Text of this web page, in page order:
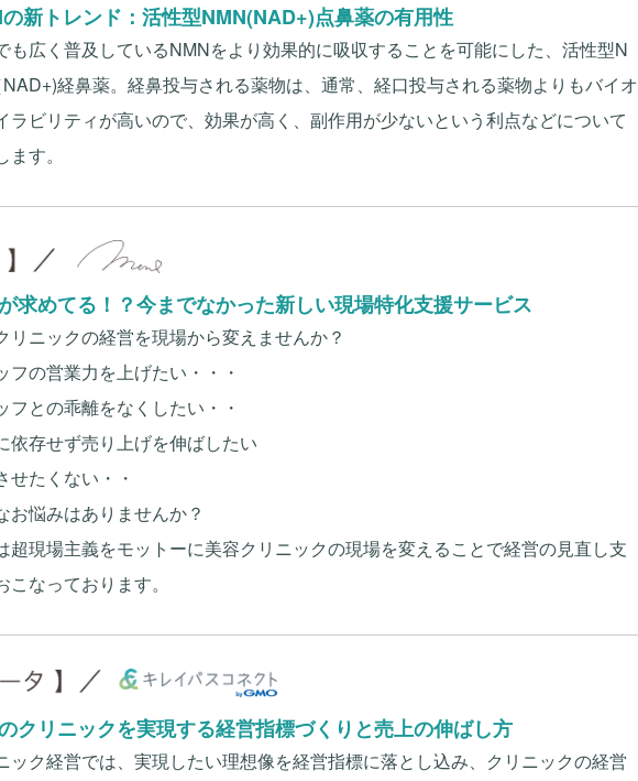
新トレンド：活性型NMN(NAD+)点鼻薬の有用性
も広く普及しているNMNをより効果的に吸収することを可能にした、活性型N
経鼻薬。経鼻投与される薬物は、通常、経口投与される薬物よりもバイオ
ラビリティが高いので、効果が高く、副作用が少ないという利点などについて
す。
求めてる！？今までなかった新しい現場特化支援サービス
リニックの経営を現場から変えませんか？
フの営業力を上げたい・・・
フとの乖離をなくしたい・・
依存せず売り上げを伸ばしたい
せたくない・・
お悩みはありませんか？
超現場主義をモットーに美容クリニックの現場を変えることで経営の見直し支
こなっております。
クリニックを実現する経営指標づくりと売上の伸ばし方
ック経営では、実現したい理想像を経営指標に落とし込み、クリニックの経営